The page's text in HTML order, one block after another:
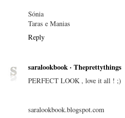
Sónia
Taras e Manias
Reply
saralookbook · Theprettythings
PERFECT LOOK , love it all ! ;)
saralookbook.blogspot.com